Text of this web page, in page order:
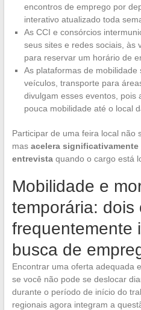
encontros de emprego por
interativo atualizado toda
As CCI e consórcios
seus sites e redes sociais, às
para reservar um horário de
As plataformas de
veículos, transporte para
divulgam esses eventos, pois
pouca mobilidade até o local
Participar de uma feira local não
mas acelera significativamente
entrevistaquando o cargo está
Mobilidade e
temporária: dois
frequentemente
busca de
Encontrar uma oferta adequada
se você não pode se deslocar
durante o período de início do
regionais agora integram a